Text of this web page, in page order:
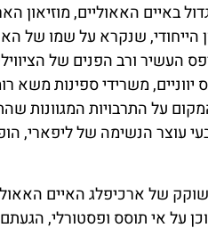
באיים האאוליים, מוזיאון
הייחודי, שנקרא על שמו של
העשיר ורב הפנים של
יווניים, משרידי ספינות משא
על התרבויות המגוונות
עוצר הנשימה של ליפארי,
של ארכיפלג האיים
על אי תוסס ופסטורלי,